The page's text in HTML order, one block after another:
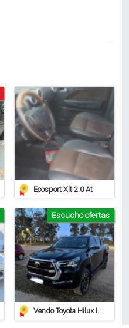
Ecosport Xlt 2.0 At
Vendo Toyota Hilux Impecable
Escucho ofertas